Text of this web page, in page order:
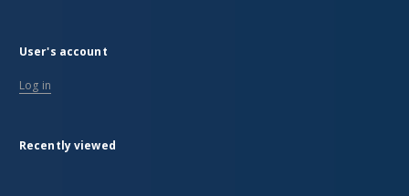
User's account
Log in
Recently viewed